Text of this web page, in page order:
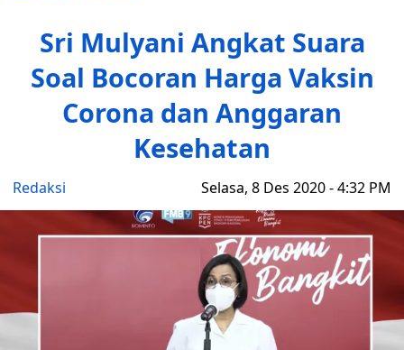
Sri Mulyani Angkat Suara
Soal Bocoran Harga Vaksin
Corona dan Anggaran
Kesehatan
Redaksi Selasa, 8 Des 2020 - 4:32 PM